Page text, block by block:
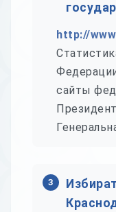
http://
сайты
3